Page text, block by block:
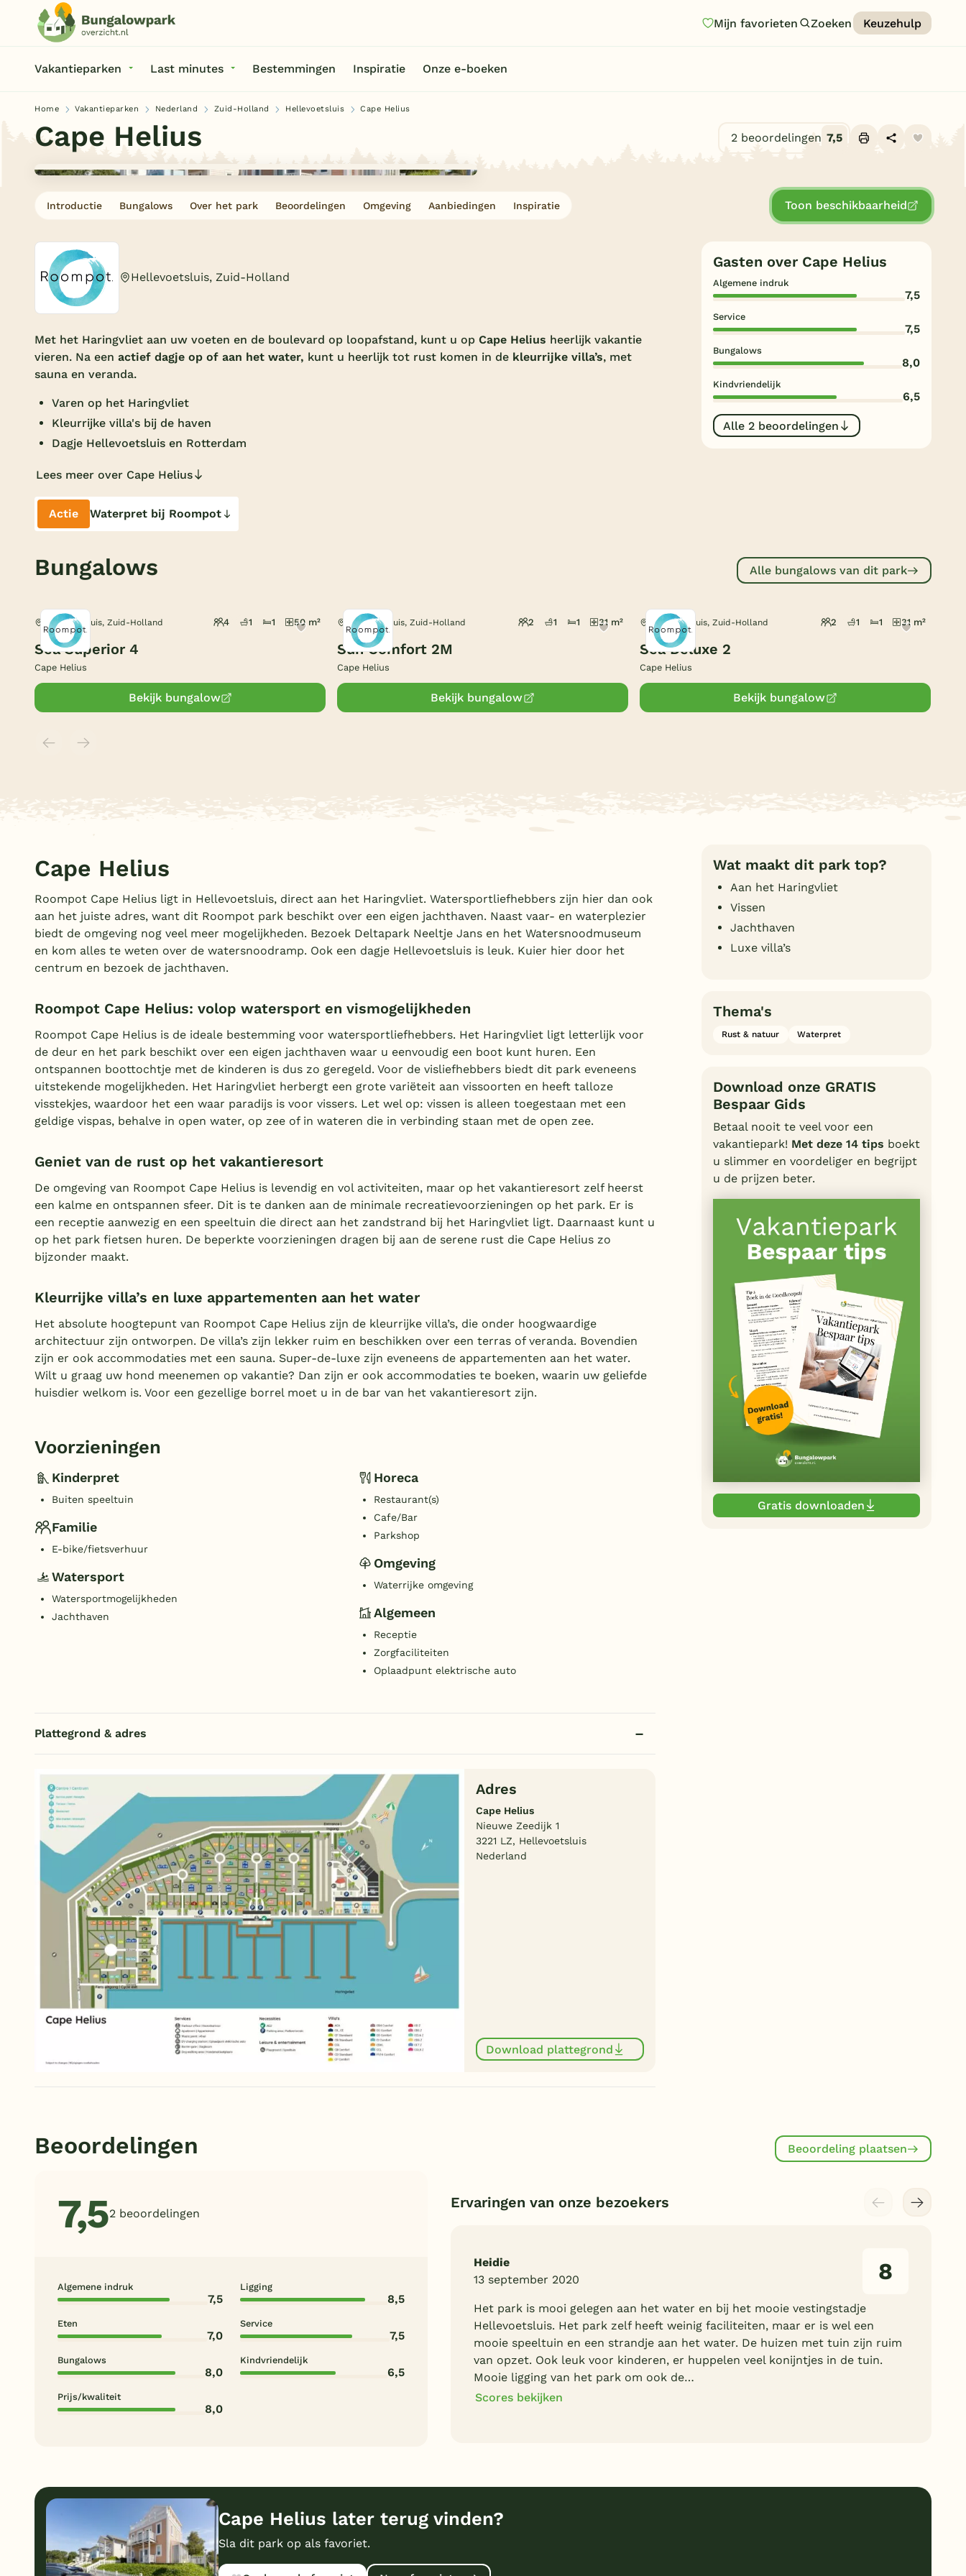
Mijn favorieten Zoeken Keuzehulp
Vakantieparken Last minutes Bestemmingen Inspiratie Onze e-boeken
Onze vakantiegidsen
Vakantieparken
Subtropisch zwembad
Overdekt zwembad
Wildwaterbaan
Indoor speeltuin
Limburg
Duitsland
België
Home Vakantieparken Nederland Zuid-Holland Hellevoetsluis Cape Helius
Cape Helius 2 beoordelingen 7,5
Introductie Bungalows Over het park Beoordelingen Omgeving Aanbiedingen Inspiratie Toon beschikbaarheid
Hellevoetsluis, Zuid-Holland
Met het Haringvliet aan uw voeten en de boulevard op loopafstand, kunt u op Cape Helius heerlijk vakantie
vieren. Na een actief dagje op of aan het water, kunt u heerlijk tot rust komen in de kleurrijke villa’s, met
sauna en veranda.
Varen op het Haringvliet
Kleurrijke villa's bij de haven
Dagje Hellevoetsluis en Rotterdam
Lees meer over Cape Helius
Actie Waterpret bij Roompot
Gasten over Cape Helius
Algemene indruk
7,5
Service
7,5
Bungalows
8,0
Kindvriendelijk
6,5
Alle 2 beoordelingen
Bungalows Alle bungalows van dit park
Hellevoetsluis, Zuid-Holland 4 1 1 50 m²
Sea Superior 4
Cape Helius
Bekijk bungalow
Hellevoetsluis, Zuid-Holland 2 1 1 31 m²
Sun Comfort 2M
Cape Helius
Bekijk bungalow
Hellevoetsluis, Zuid-Holland 2 1 1 31 m²
Sea Deluxe 2
Cape Helius
Bekijk bungalow
Cape Helius
Roompot Cape Helius ligt in Hellevoetsluis, direct aan het Haringvliet. Watersportliefhebbers zijn hier dan ook
aan het juiste adres, want dit Roompot park beschikt over een eigen jachthaven. Naast vaar- en waterplezier
biedt de omgeving nog veel meer mogelijkheden. Bezoek Deltapark Neeltje Jans en het Watersnoodmuseum
en kom alles te weten over de watersnoodramp. Ook een dagje Hellevoetsluis is leuk. Kuier hier door het
centrum en bezoek de jachthaven.
Roompot Cape Helius: volop watersport en vismogelijkheden
Roompot Cape Helius is de ideale bestemming voor watersportliefhebbers. Het Haringvliet ligt letterlijk voor
de deur en het park beschikt over een eigen jachthaven waar u eenvoudig een boot kunt huren. Een
ontspannen boottochtje met de kinderen is dus zo geregeld. Voor de visliefhebbers biedt dit park eveneens
uitstekende mogelijkheden. Het Haringvliet herbergt een grote variëteit aan vissoorten en heeft talloze
visstekjes, waardoor het een waar paradijs is voor vissers. Let wel op: vissen is alleen toegestaan met een
geldige vispas, behalve in open water, op zee of in wateren die in verbinding staan met de open zee.
Geniet van de rust op het vakantieresort
De omgeving van Roompot Cape Helius is levendig en vol activiteiten, maar op het vakantieresort zelf heerst
een kalme en ontspannen sfeer. Dit is te danken aan de minimale recreatievoorzieningen op het park. Er is
een receptie aanwezig en een speeltuin die direct aan het zandstrand bij het Haringvliet ligt. Daarnaast kunt u
op het park fietsen huren. De beperkte voorzieningen dragen bij aan de serene rust die Cape Helius zo
bijzonder maakt.
Kleurrijke villa’s en luxe appartementen aan het water
Het absolute hoogtepunt van Roompot Cape Helius zijn de kleurrijke villa’s, die onder hoogwaardige
architectuur zijn ontworpen. De villa’s zijn lekker ruim en beschikken over een terras of veranda. Bovendien
zijn er ook accommodaties met een sauna. Super-de-luxe zijn eveneens de appartementen aan het water.
Wilt u graag uw hond meenemen op vakantie? Dan zijn er ook accommodaties te boeken, waarin uw geliefde
huisdier welkom is. Voor een gezellige borrel moet u in de bar van het vakantieresort zijn.
Voorzieningen
Kinderpret
Buiten speeltuin
Familie
E-bike/fietsverhuur
Watersport
Watersportmogelijkheden
Jachthaven
Horeca
Restaurant(s)
Cafe/Bar
Parkshop
Omgeving
Waterrijke omgeving
Algemeen
Receptie
Zorgfaciliteiten
Oplaadpunt elektrische auto
Plattegrond & adres
Adres
Cape Helius
Nieuwe Zeedijk 1
3221 LZ, Hellevoetsluis
Nederland
Download plattegrond
Wat maakt dit park top?
Aan het Haringvliet
Vissen
Jachthaven
Luxe villa’s
Thema's
Rust & natuur Waterpret
Download onze GRATIS
Bespaar Gids
Betaal nooit te veel voor een
vakantiepark! Met deze 14 tips boekt
u slimmer en voordeliger en begrijpt
u de prijzen beter.
Gratis downloaden
Beoordelingen Beoordeling plaatsen
7,52 beoordelingen
Algemene indruk
7,5
Ligging
8,5
Eten
7,0
Service
7,5
Bungalows
8,0
Kindvriendelijk
6,5
Prijs/kwaliteit
8,0
Ervaringen van onze bezoekers
Heidie
13 september 2020
8
Het park is mooi gelegen aan het water en bij het mooie vestingstadje
Hellevoetsluis. Het park zelf heeft weinig faciliteiten, maar er is wel een
mooie speeltuin en een strandje aan het water. De huizen met tuin zijn ruim
van opzet. Ook leuk voor kinderen, er huppelen veel konijntjes in de tuin.
Mooie ligging van het park om ook de…
Scores bekijken
8
Cape Helius later terug vinden?
Sla dit park op als favoriet.